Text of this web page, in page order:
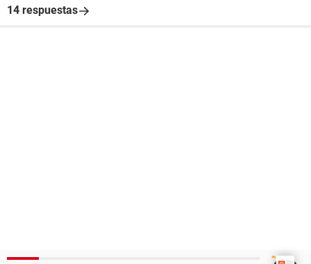
14 respuestas